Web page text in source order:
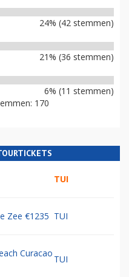
24% (42 stemmen)
21% (36 stemmen)
6% (11 stemmen)
170
TUI
Zee €1235 TUI
Curacao
TUI